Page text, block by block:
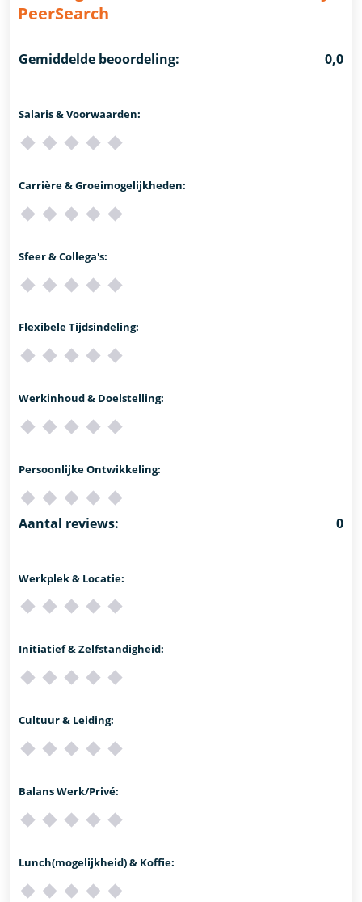
PeerSearch
Gemiddelde beoordeling: 0,0
Salaris & Voorwaarden:
Carrière & Groeimogelijkheden:
Sfeer & Collega's:
Flexibele Tijdsindeling:
Werkinhoud & Doelstelling:
Persoonlijke Ontwikkeling:
Aantal reviews: 0
Werkplek & Locatie:
Initiatief & Zelfstandigheid:
Cultuur & Leiding:
Balans Werk/Privé:
Lunch(mogelijkheid) & Koffie: